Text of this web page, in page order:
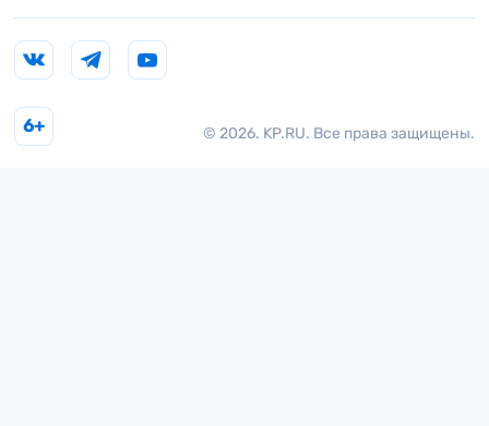
© 2026. KP.RU. Все права защищены.
6+